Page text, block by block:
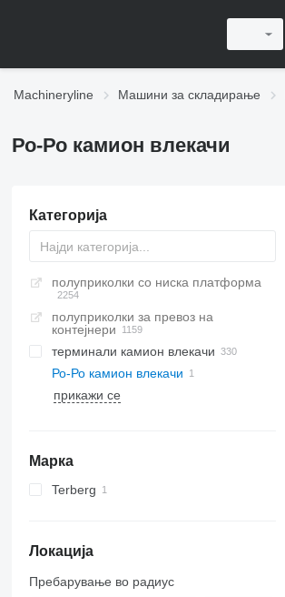
Machineryline Машини за складирање
Ро-Ро камион влекачи
Категорија
полуприколки со ниска платформа
полуприколки за превоз на
контејнери
терминали камион влекачи
Ро-Ро камион влекачи
прикажи се
Марка
Terberg
Локација
Пребарување во радиус